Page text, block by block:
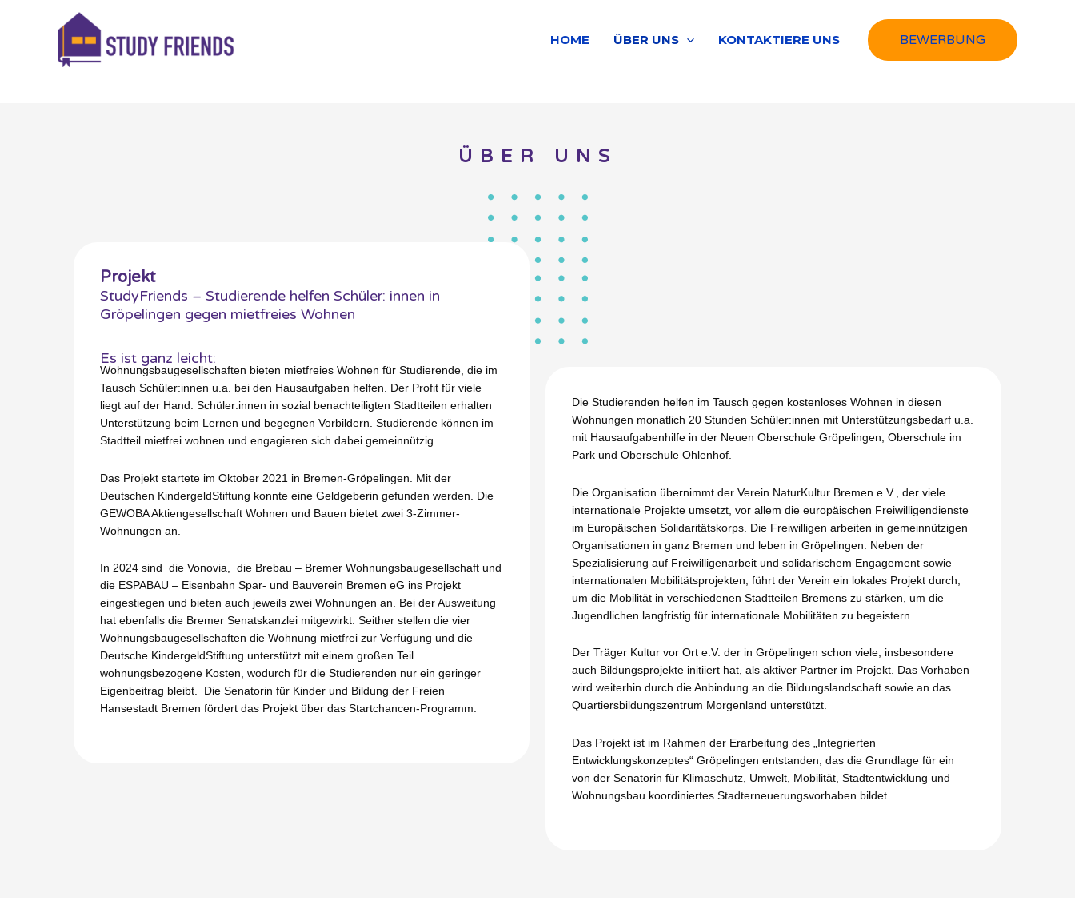
HOME ÜBER UNS KONTAKTIERE UNS BEWERBUNG
ÜBER UNS
Projekt
StudyFriends – Studierende helfen Schüler: innen in
Gröpelingen gegen mietfreies Wohnen
Es ist ganz leicht:
Wohnungsbaugesellschaften bieten mietfreies Wohnen für Studierende, die im
Tausch Schüler:innen u.a. bei den Hausaufgaben helfen. Der Profit für viele
liegt auf der Hand: Schüler:innen in sozial benachteiligten Stadtteilen erhalten
Unterstützung beim Lernen und begegnen Vorbildern. Studierende können im
Stadtteil mietfrei wohnen und engagieren sich dabei gemeinnützig.
Das Projekt startete im Oktober 2021 in Bremen-Gröpelingen. Mit der
Deutschen KindergeldStiftung konnte eine Geldgeberin gefunden werden. Die
GEWOBA Aktiengesellschaft Wohnen und Bauen bietet zwei 3-Zimmer-
Wohnungen an.
In 2024 sind die Vonovia, die Brebau – Bremer Wohnungsbaugesellschaft und
die ESPABAU – Eisenbahn Spar- und Bauverein Bremen eG ins Projekt
eingestiegen und bieten auch jeweils zwei Wohnungen an. Bei der Ausweitung
hat ebenfalls die Bremer Senatskanzlei mitgewirkt. Seither stellen die vier
Wohnungsbaugesellschaften die Wohnung mietfrei zur Verfügung und die
Deutsche KindergeldStiftung unterstützt mit einem großen Teil
wohnungsbezogene Kosten, wodurch für die Studierenden nur ein geringer
Eigenbeitrag bleibt. ​​Die Senatorin für Kinder und Bildung der Freien
Hansestadt Bremen fördert das Projekt über das Startchancen-Programm.
Die Studierenden helfen im Tausch gegen kostenloses Wohnen in diesen
Wohnungen monatlich 20 Stunden Schüler:innen mit Unterstützungsbedarf u.a.
mit Hausaufgabenhilfe in der Neuen Oberschule Gröpelingen, Oberschule im
Park und Oberschule Ohlenhof.
Die Organisation übernimmt der Verein NaturKultur Bremen e.V., der viele
internationale Projekte umsetzt, vor allem die europäischen Freiwilligendienste
im Europäischen Solidaritätskorps. Die Freiwilligen arbeiten in gemeinnützigen
Organisationen in ganz Bremen und leben in Gröpelingen. Neben der
Spezialisierung auf Freiwilligenarbeit und solidarischem Engagement sowie
internationalen Mobilitätsprojekten, führt der Verein ein lokales Projekt durch,
um die Mobilität in verschiedenen Stadtteilen Bremens zu stärken, um die
Jugendlichen langfristig für internationale Mobilitäten zu begeistern.
Der Träger Kultur vor Ort e.V. der in Gröpelingen schon viele, insbesondere
auch Bildungsprojekte initiiert hat, als aktiver Partner im Projekt. Das Vorhaben
wird weiterhin durch die Anbindung an die Bildungslandschaft sowie an das
Quartiersbildungszentrum Morgenland unterstützt.
Das Projekt ist im Rahmen der Erarbeitung des „Integrierten
Entwicklungskonzeptes“ Gröpelingen entstanden, das die Grundlage für ein
von der Senatorin für Klimaschutz, Umwelt, Mobilität, Stadtentwicklung und
Wohnungsbau koordiniertes Stadterneuerungsvorhaben bildet.